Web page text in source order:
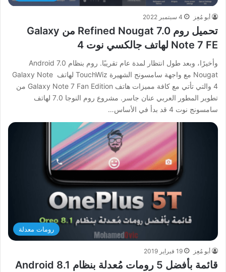
أبو مُعِز 4 سبتمبر 2022
تحميل روم Refined Nougat 7.0 من Galaxy
Note 7 FE لهاتف جالكسي نوت 4
وأخيرًا، وبعد طول انتظار لمدة عام تقريبًا. روم بنظام Android 7.0
Nougat مع واجهة سامسونج الشهيرة TouchWiz لهاتف Galaxy Note
4 والتي تأتي مع كافة مميزات هاتف Galaxy Note 7 Fan Edition من
تطوير المطور العربي عنان جاسر. مشروع روم النوجا 7.0 لهاتف
سامسونج نوت 4 قد بدأ في الأساس…
رومات معدلة
أبو مُعِز 19 فبراير 2019
قائمة بأفضل 5 رومات مُعدلة بنظام Android 8.1